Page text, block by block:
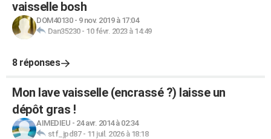
vaisselle bosh
DOM40130- 9 nov. 2019 à 17:04
Dan35230- 10 févr. 2023 à 14:49
8 réponses
Mon lave vaisselle (encrassé ?) laisse un
dépôt gras !
AIMEDIEU - 24 avr. 2014 à 02:34
stf_jpd87- 11 juil. 2026 à 18:18